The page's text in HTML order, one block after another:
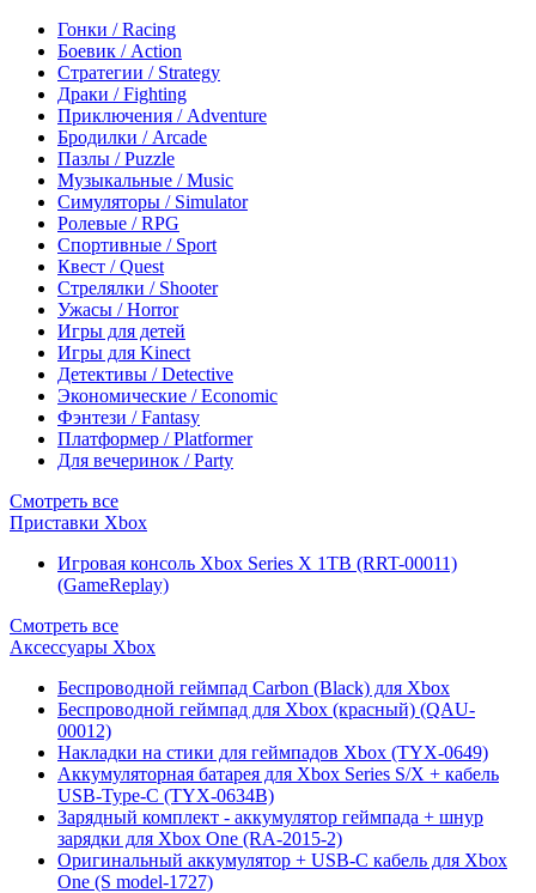
Гонки / Racing
Боевик / Action
Стратегии / Strategy
Драки / Fighting
Приключения / Adventure
Бродилки / Arcade
Пазлы / Puzzle
Музыкальные / Music
Симуляторы / Simulator
Ролевые / RPG
Спортивные / Sport
Квест / Quest
Стрелялки / Shooter
Ужасы / Horror
Игры для детей
Игры для Kinect
Детективы / Detective
Экономические / Economic
Фэнтези / Fantasy
Платформер / Platformer
Для вечеринок / Party
Смотреть все
Приставки Xbox
Игровая консоль Xbox Series X 1TB (RRT-00011)
(GameReplay)
Смотреть все
Аксессуары Xbox
Беспроводной геймпад Carbon (Black) для Xbox
Беспроводной геймпад для Xbox (красный) (QAU-
00012)
Накладки на стики для геймпадов Xbox (TYX-0649)
Аккумуляторная батарея для Xbox Series S/X + кабель
USB-Type-C (TYX-0634B)
Зарядный комплект - аккумулятор геймпада + шнур
зарядки для Xbox One (RA-2015-2)
Оригинальный аккумулятор + USB-C кабель для Xbox
One (S model-1727)